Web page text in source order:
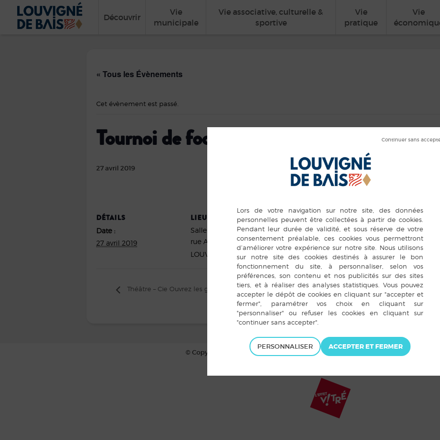
Découvrir
Vie
municipale
Vie associative, culturelle &
sportive
Vie
pratique
Vie
« Tous les Évènements
Cet évènement est passé.
Tournoi de foot U11 – U13
27 avril 2019
DÉTAILS
Date :
27 avril 2019
LIEU
Salle et terrain de sports
rue Anne de Bretagne
LOUVIGNE DE BAIS ,
ORGANISATEUR
Football Club
Louvignéen
Théâtre – Cie Ouvrez les guillemets
© Copyright Louvigné-de-Bais 2015 | Mentions légales Cookies
PERSONNALISER